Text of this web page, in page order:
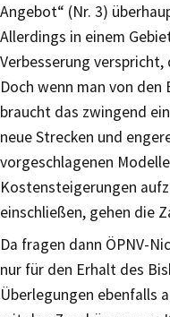
Angebot“ (Nr. 3)
Allerdings in einem
Verbesserung
Doch wenn man von
braucht das zwingend
neue Strecken und
vorgeschlagenen
Kostensteigerungen
einschließen, gehen die
Da fragen dann ÖPNV-
nur für den Erhalt des
Überlegungen ebenfalls